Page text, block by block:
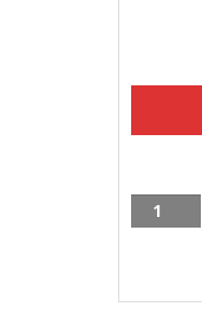
Drvena
prostirka